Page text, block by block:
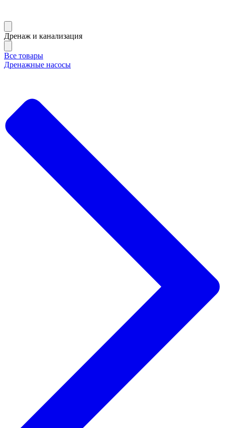
Дренаж и канализация
Все товары
Дренажные насосы